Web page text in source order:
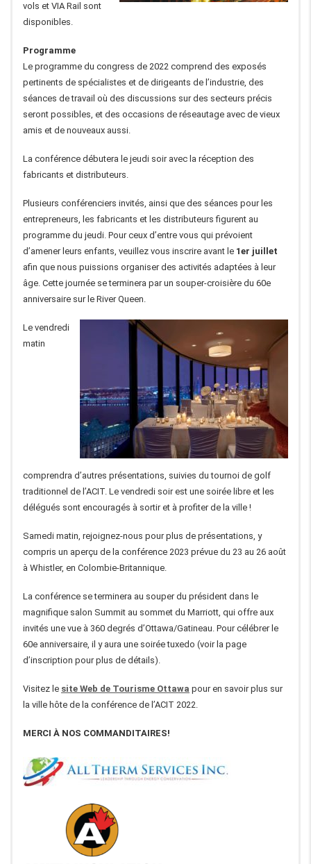
vols et VIA Rail sont
disponibles.
Programme
Le programme du congress de 2022 comprend des exposés
pertinents de spécialistes et de dirigeants de l’industrie, des
séances de travail où des discussions sur des secteurs précis
seront possibles, et des occasions de réseautage avec de vieux
amis et de nouveaux aussi.
La conférence débutera le jeudi soir avec la réception des
fabricants et distributeurs.
Plusieurs conférenciers invités, ainsi que des séances pour les
entrepreneurs, les fabricants et les distributeurs figurent au
programme du jeudi. Pour ceux d’entre vous qui prévoient
d’amener leurs enfants, veuillez vous inscrire avant le 1er juillet
afin que nous puissions organiser des activités adaptées à leur
âge. Cette journée se terminera par un souper-croisière du 60e
anniversaire sur le River Queen.
Le vendredi
matin
comprendra d’autres présentations, suivies du tournoi de golf
traditionnel de l’ACIT. Le vendredi soir est une soirée libre et les
délégués sont encouragés à sortir et à profiter de la ville !
Samedi matin, rejoignez-nous pour plus de présentations, y
compris un aperçu de la conférence 2023 prévue du 23 au 26 août
à Whistler, en Colombie-Britannique.
La conférence se terminera au souper du président dans le
magnifique salon Summit au sommet du Marriott, qui offre aux
invités une vue à 360 degrés d’Ottawa/Gatineau. Pour célébrer le
60e anniversaire, il y aura une soirée tuxedo (voir la page
d’inscription pour plus de détails).
Visitez le site Web de Tourisme Ottawa pour en savoir plus sur
la ville hôte de la conférence de l’ACIT 2022.
MERCI À NOS COMMANDITAIRES!